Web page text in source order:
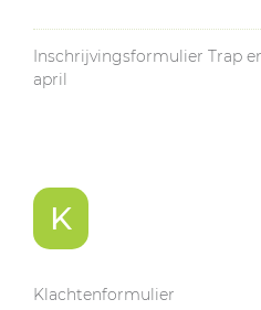
Inschrijvingsformulier Trap
april
K
Klachtenformulier